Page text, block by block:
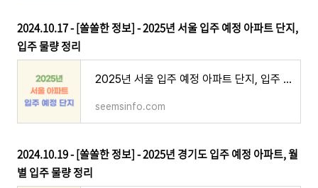
2024.10.17 - [쏠쏠한 정보] - 2025년 서울 입주 예정 아파트 단지,
입주 물량 정리
2025년 서울 입주 예정 아파트 단지, 입주 물량 정리
seemsinfo.com
2024.10.19 - [쏠쏠한 정보] - 2025년 경기도 입주 예정 아파트, 월
별 입주 물량 정리